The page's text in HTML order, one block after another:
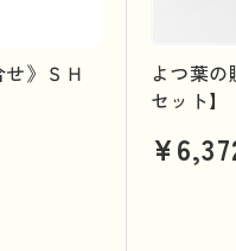
》ＳＨ
よつ葉
セット】